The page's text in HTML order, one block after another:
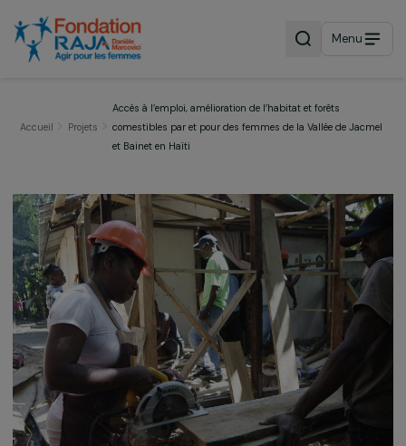
Menu
Accès à l’emploi, amélioration de l’habitat et forêts
comestibles par et pour des femmes de la Vallée de